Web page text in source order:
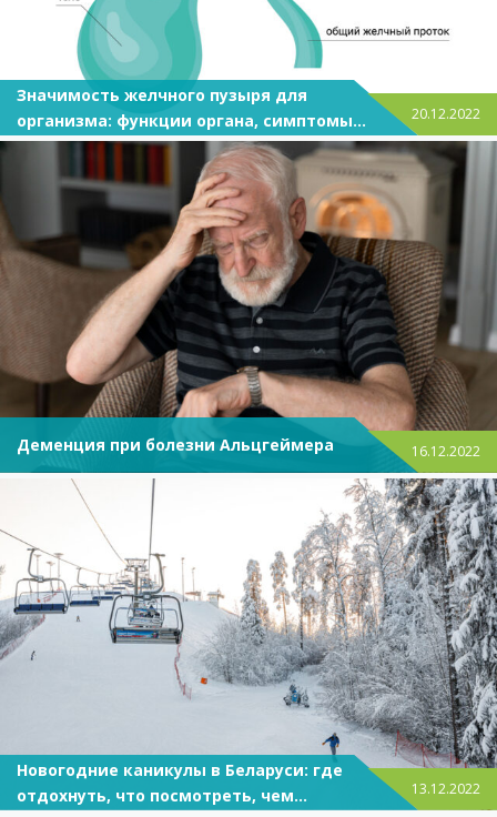
Значимость желчного пузыря для
организма: функции органа, симптомы и
профилактика заболеваний
20.12.2022
Деменция при болезни Альцгеймера 16.12.2022
Новогодние каникулы в Беларуси: где
отдохнуть, что посмотреть, чем
13.12.2022